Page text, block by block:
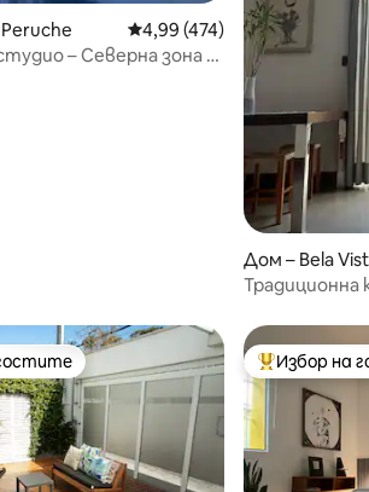
отзива
Средна оценка: 4,99 от 5,
4,99 (474)
– Северна зона –
Дом – Bela
Традиционна
избор на гостите Най-Избор на